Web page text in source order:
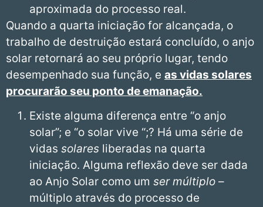
aproximada do processo real.
Quando a quarta iniciação for alcançada, o
trabalho de destruição estará concluído, o anjo
solar retornará ao seu próprio lugar, tendo
desempenhado sua função, e as vidas solares
procurarão seu ponto de emanação.
Existe alguma diferença entre “o anjo
solar”; e “o solar vive “;? Há uma série de
vidas solares liberadas na quarta
iniciação. Alguma reflexão deve ser dada
ao Anjo Solar como um ser múltiplo –
múltiplo através do processo de